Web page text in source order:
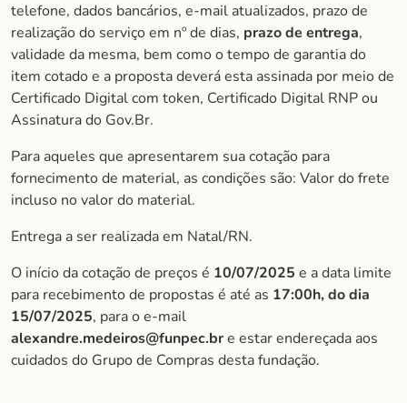
telefone, dados bancários, e-mail atualizados, prazo de
realização do serviço em nº de dias, prazo de entrega,
validade da mesma, bem como o tempo de garantia do
item cotado e a proposta deverá esta assinada por meio de
Certificado Digital com token, Certificado Digital RNP ou
Assinatura do Gov.Br.
Para aqueles que apresentarem sua cotação para
fornecimento de material, as condições são: Valor do frete
incluso no valor do material.
Entrega a ser realizada em Natal/RN.
O início da cotação de preços é 10/07/2025 e a data limite
para recebimento de propostas é até as 17:00h, do dia
15/07/2025, para o e-mail
alexandre.medeiros@funpec.bre estar endereçada aos
cuidados do Grupo de Compras desta fundação.